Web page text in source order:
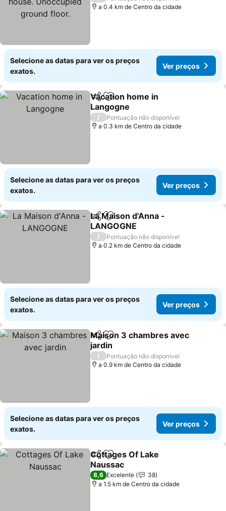
ground floor.
a 0.4 km de Centro da cidade
Selecione as datas para ver os preços
exatos.
Ver preços
PartilharAdicionar aos favoritos
Vacation home in
Langogne
/
Pontuação não disponível
a 0.3 km de Centro da cidade
Selecione as datas para ver os preços
exatos.
Ver preços
PartilharAdicionar aos favoritos
La Maison d'Anna -
LANGOGNE
/
Pontuação não disponível
a 0.2 km de Centro da cidade
Selecione as datas para ver os preços
exatos.
Ver preços
PartilharAdicionar aos favoritos
Maison 3 chambres avec
jardin
/
Pontuação não disponível
a 0.9 km de Centro da cidade
Selecione as datas para ver os preços
exatos.
Ver preços
PartilharAdicionar aos favoritos
Cottages Of Lake
Naussac
8,6 Excelente
38
a 1.5 km de Centro da cidade